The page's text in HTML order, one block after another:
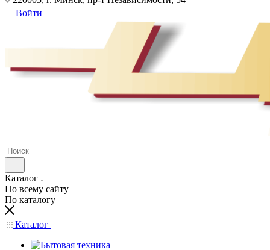
Войти
Каталог
По всему сайту
По каталогу
Каталог